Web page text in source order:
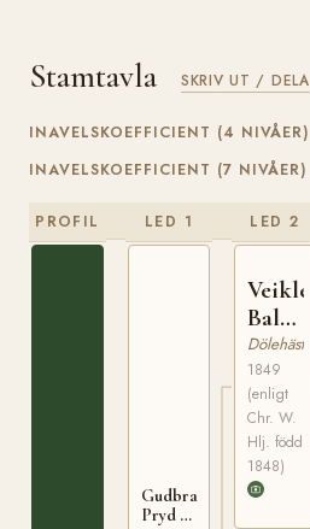
Stamtavla SKRIV UT / DELA
INAVELSKOEFFICIENT (4 NIVÅER)
INAVELSKOEFFICIENT (7 NIVÅER)
PROFIL LED 1
Gudbrandsdalens
Pryd N
LED 2
Veikle
Balder
N 4
Dölehäst
1849
(enligt
Chr. W.
Hlj. född
1848)